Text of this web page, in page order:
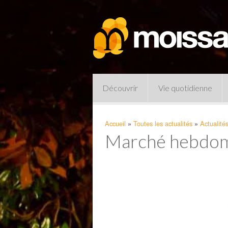
Découvrir Vie quotidienne
Accueil » Toutes les actualités » Actualités
Marché